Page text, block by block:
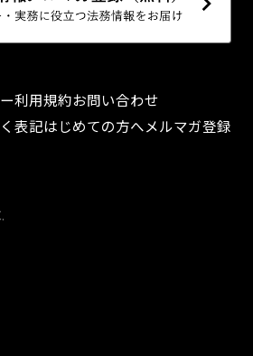
利用規約お問い合わせ
表記はじめての方へメルマガ登録